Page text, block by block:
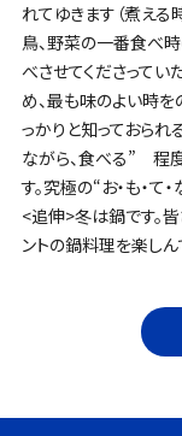
れてゆきます（煮える
鳥、野菜の一番食べ
べさせてくださって
め、最も味のよい時
っかりと知っておら
ながら、食べる” 程
す。究極の“お・も・て・
<追伸>冬は鍋です。皆
ントの鍋料理を楽しん